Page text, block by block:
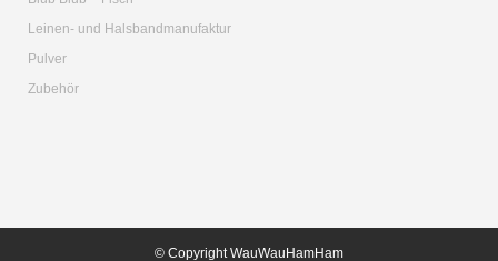
Leinen- und Halsbandmanufaktur
Pulver
Zubehör
© Copyright WauWauHamHam